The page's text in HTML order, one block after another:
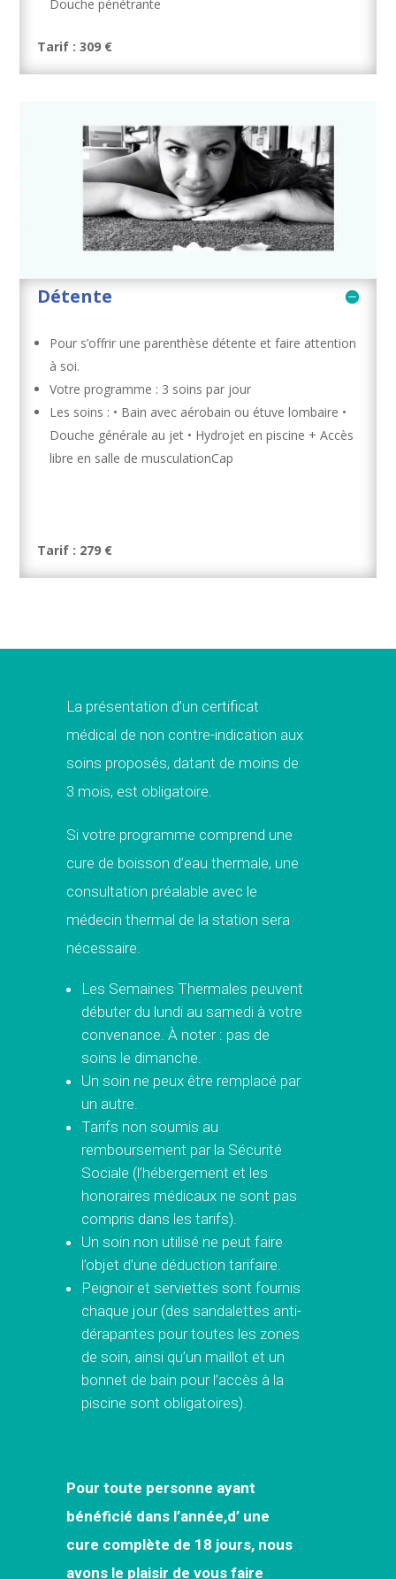
Douche pénétrante
Tarif : 309 €
Détente
Pour s’offrir une parenthèse détente et faire attention
à soi.
Votre programme : 3 soins par jour
Les soins : • Bain avec aérobain ou étuve lombaire •
Douche générale au jet • Hydrojet en piscine + Accès
libre en salle de musculationCap
Tarif : 279 €
La présentation d’un certificat
médical de non contre-indication aux
soins proposés, datant de moins de
3 mois, est obligatoire.
Si votre programme comprend une
cure de boisson d’eau thermale, une
consultation préalable avec le
médecin thermal de la station sera
nécessaire.
Les Semaines Thermales peuvent
débuter du lundi au samedi à votre
convenance. À noter : pas de
soins le dimanche.
Un soin ne peux être remplacé par
un autre.
Tarifs non soumis au
remboursement par la Sécurité
Sociale (l’hébergement et les
honoraires médicaux ne sont pas
compris dans les tarifs).
Un soin non utilisé ne peut faire
l’objet d’une déduction tarifaire.
Peignoir et serviettes sont fournis
chaque jour (des sandalettes anti-
dérapantes pour toutes les zones
de soin, ainsi qu’un maillot et un
bonnet de bain pour l’accès à la
piscine sont obligatoires).
Pour toute personne ayant
bénéficié dans l’année,d’ une
cure complète de 18 jours, nous
avons le plaisir de vous faire